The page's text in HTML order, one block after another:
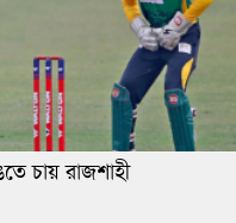
চায় রাজশাহী